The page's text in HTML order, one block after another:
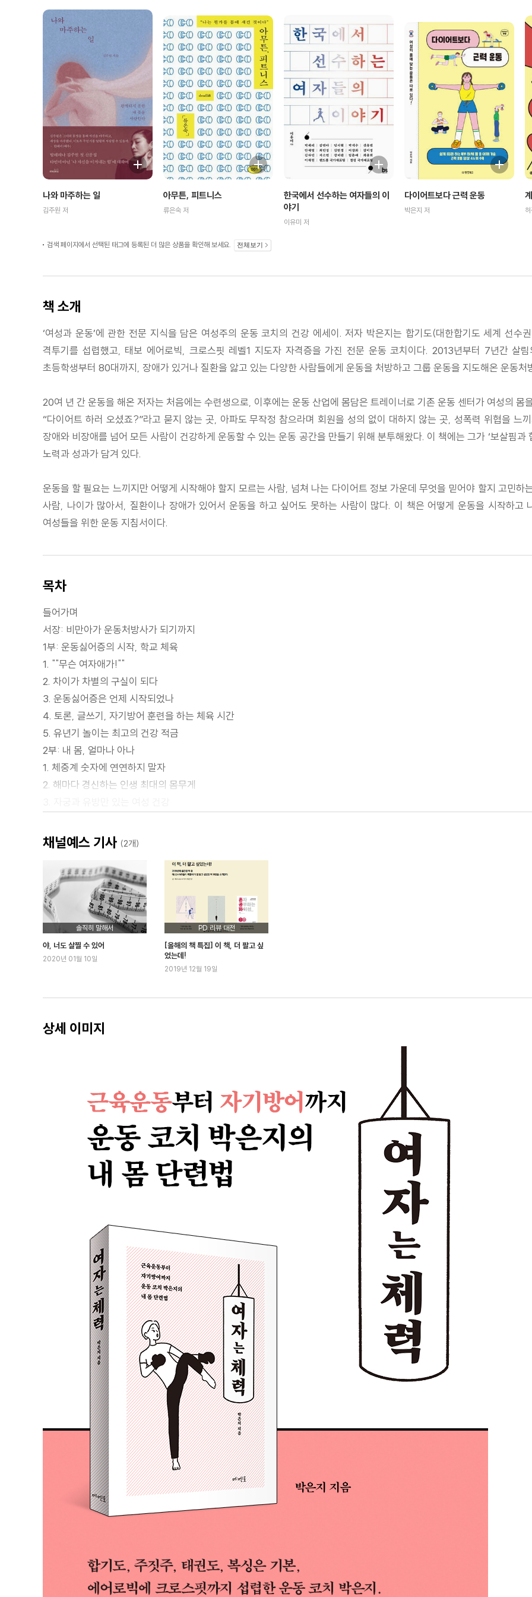
나와 마주하는 일
김주원 저
아무튼, 피트니스
류은숙 저
한국에서 선수하는 여자들의 이
야기
이유미 저
다이어트보다 근력 운동
박은지 저
검색 페이지에서 선택된 태그에 등록된 더 많은 상품을 확인해 보세요. 전체보기
책 소개
‘여성과 운동’에 관한 전문 지식을 담은 여성주의 운동 코치의 건강 에세이. 저자 박은지는 합기도(대한합기도 세계 선
격투기를 섭렵했고, 태보 에어로빅, 크로스핏 레벨1 지도자 자격증을 가진 전문 운동 코치이다. 2013년부터 7년간 살림
초등학생부터 80대까지, 장애가 있거나 질환을 앓고 있는 다양한 사람들에게 운동을 처방하고 그룹 운동을 지도해온 운동처
20여 년 간 운동을 해온 저자는 처음에는 수련생으로, 이후에는 운동 산업에 몸담은 트레이너로 기존 운동 센터가 여성의
“다이어트 하러 오셨죠?”라고 묻지 않는 곳, 아파도 무작정 참으라며 회원을 성의 없이 대하지 않는 곳, 성폭력 위협을
장애와 비장애를 넘어 모든 사람이 건강하게 운동할 수 있는 운동 공간을 만들기 위해 분투해왔다. 이 책에는 그가 ‘보살핌
노력과 성과가 담겨 있다.
운동을 할 필요는 느끼지만 어떻게 시작해야 할지 모르는 사람, 넘쳐 나는 다이어트 정보 가운데 무엇을 믿어야 할지 고민
사람, 나이가 많아서, 질환이나 장애가 있어서 운동을 하고 싶어도 못하는 사람이 많다. 이 책은 어떻게 운동을 시작하고
여성들을 위한 운동 지침서이다.
목차
들어가며
서장: 비만아가 운동처방사가 되기까지
1부: 운동싫어증의 시작, 학교 체육
1. ""무슨 여자애가!""
2. 차이가 차별의 구실이 되다
3. 운동싫어증은 언제 시작되었나
4. 토론, 글쓰기, 자기방어 훈련을 하는 체육 시간
5. 유년기 놀이는 최고의 건강 적금
2부: 내 몸, 얼마나 아나
1. 체중계 숫자에 연연하지 말자
2. 해마다 경신하는 인생 최대의 몸무게
5. 몸 지도와 건강 곡선
1. 다이어트는 습관이다
2. 정답은 없어도 방향은 있다
3. 나쁜 습관과 결별하려면
4. 먹는 습관 알아보기
5. ‘혼자’보다 ‘같이’ 해야 성공한다
6. 내게 맞는 다이어트 방식 찾기
3. 최소 몇 개월은 코치가 필요하다
5부: 나에게 딱 맞는 운동 찾기
1. “청소도 운동이 되나요?”
2. 홈트레이닝과 그룹 운동
3. 질환이나 장애가 있다면
4. 장애인과 비장애인이 함께하는 통합 수업
5. 실패해도 도전하자
2. 자세 혁신의 강력한 효과
3. 신통방통 폼롤러 마사지
4. 핵심 체력을 키우는 코어와 큰 근육 운동
5. 혼자일 때는 순환 운동
6. 쇼핑 카트 밀 때도 가슴근육이 필요하다
7.근력이 여성 삶의 질을 결정한다
8. 70대에도 근력 운동은 필수
9. 건강하게 나이 들기
부록 1: 자기방어 훈련
부록 2: 운동별 특징
채널예스 기사 (2개)
솔직히 말해서
야, 너도 살찔 수 있어
2020년 01월 10일
PD 리뷰 대전
[올해의 책 특집] 이 책, 더 팔고 싶
었는데!
2019년 12월 19일
상세 이미지